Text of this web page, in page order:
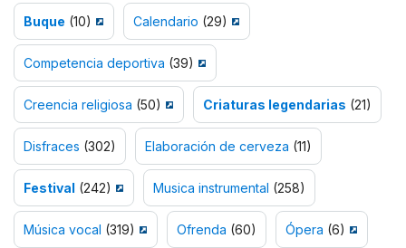
Buque (10) Calendario (29)
Competencia deportiva (39)
Creencia religiosa (50) Criaturas legendarias (21)
Disfraces (302) Elaboración de cerveza (11)
Festival (242) Musica instrumental (258)
Música vocal (319) Ofrenda (60) Ópera (6)